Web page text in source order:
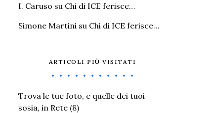
I. Caruso su Chi di ICE ferisce…
Simone Martini su Chi di ICE ferisce…
ARTICOLI PIÙ VISITATI
Trova le tue foto, e quelle dei tuoi
sosia, in Rete (8)